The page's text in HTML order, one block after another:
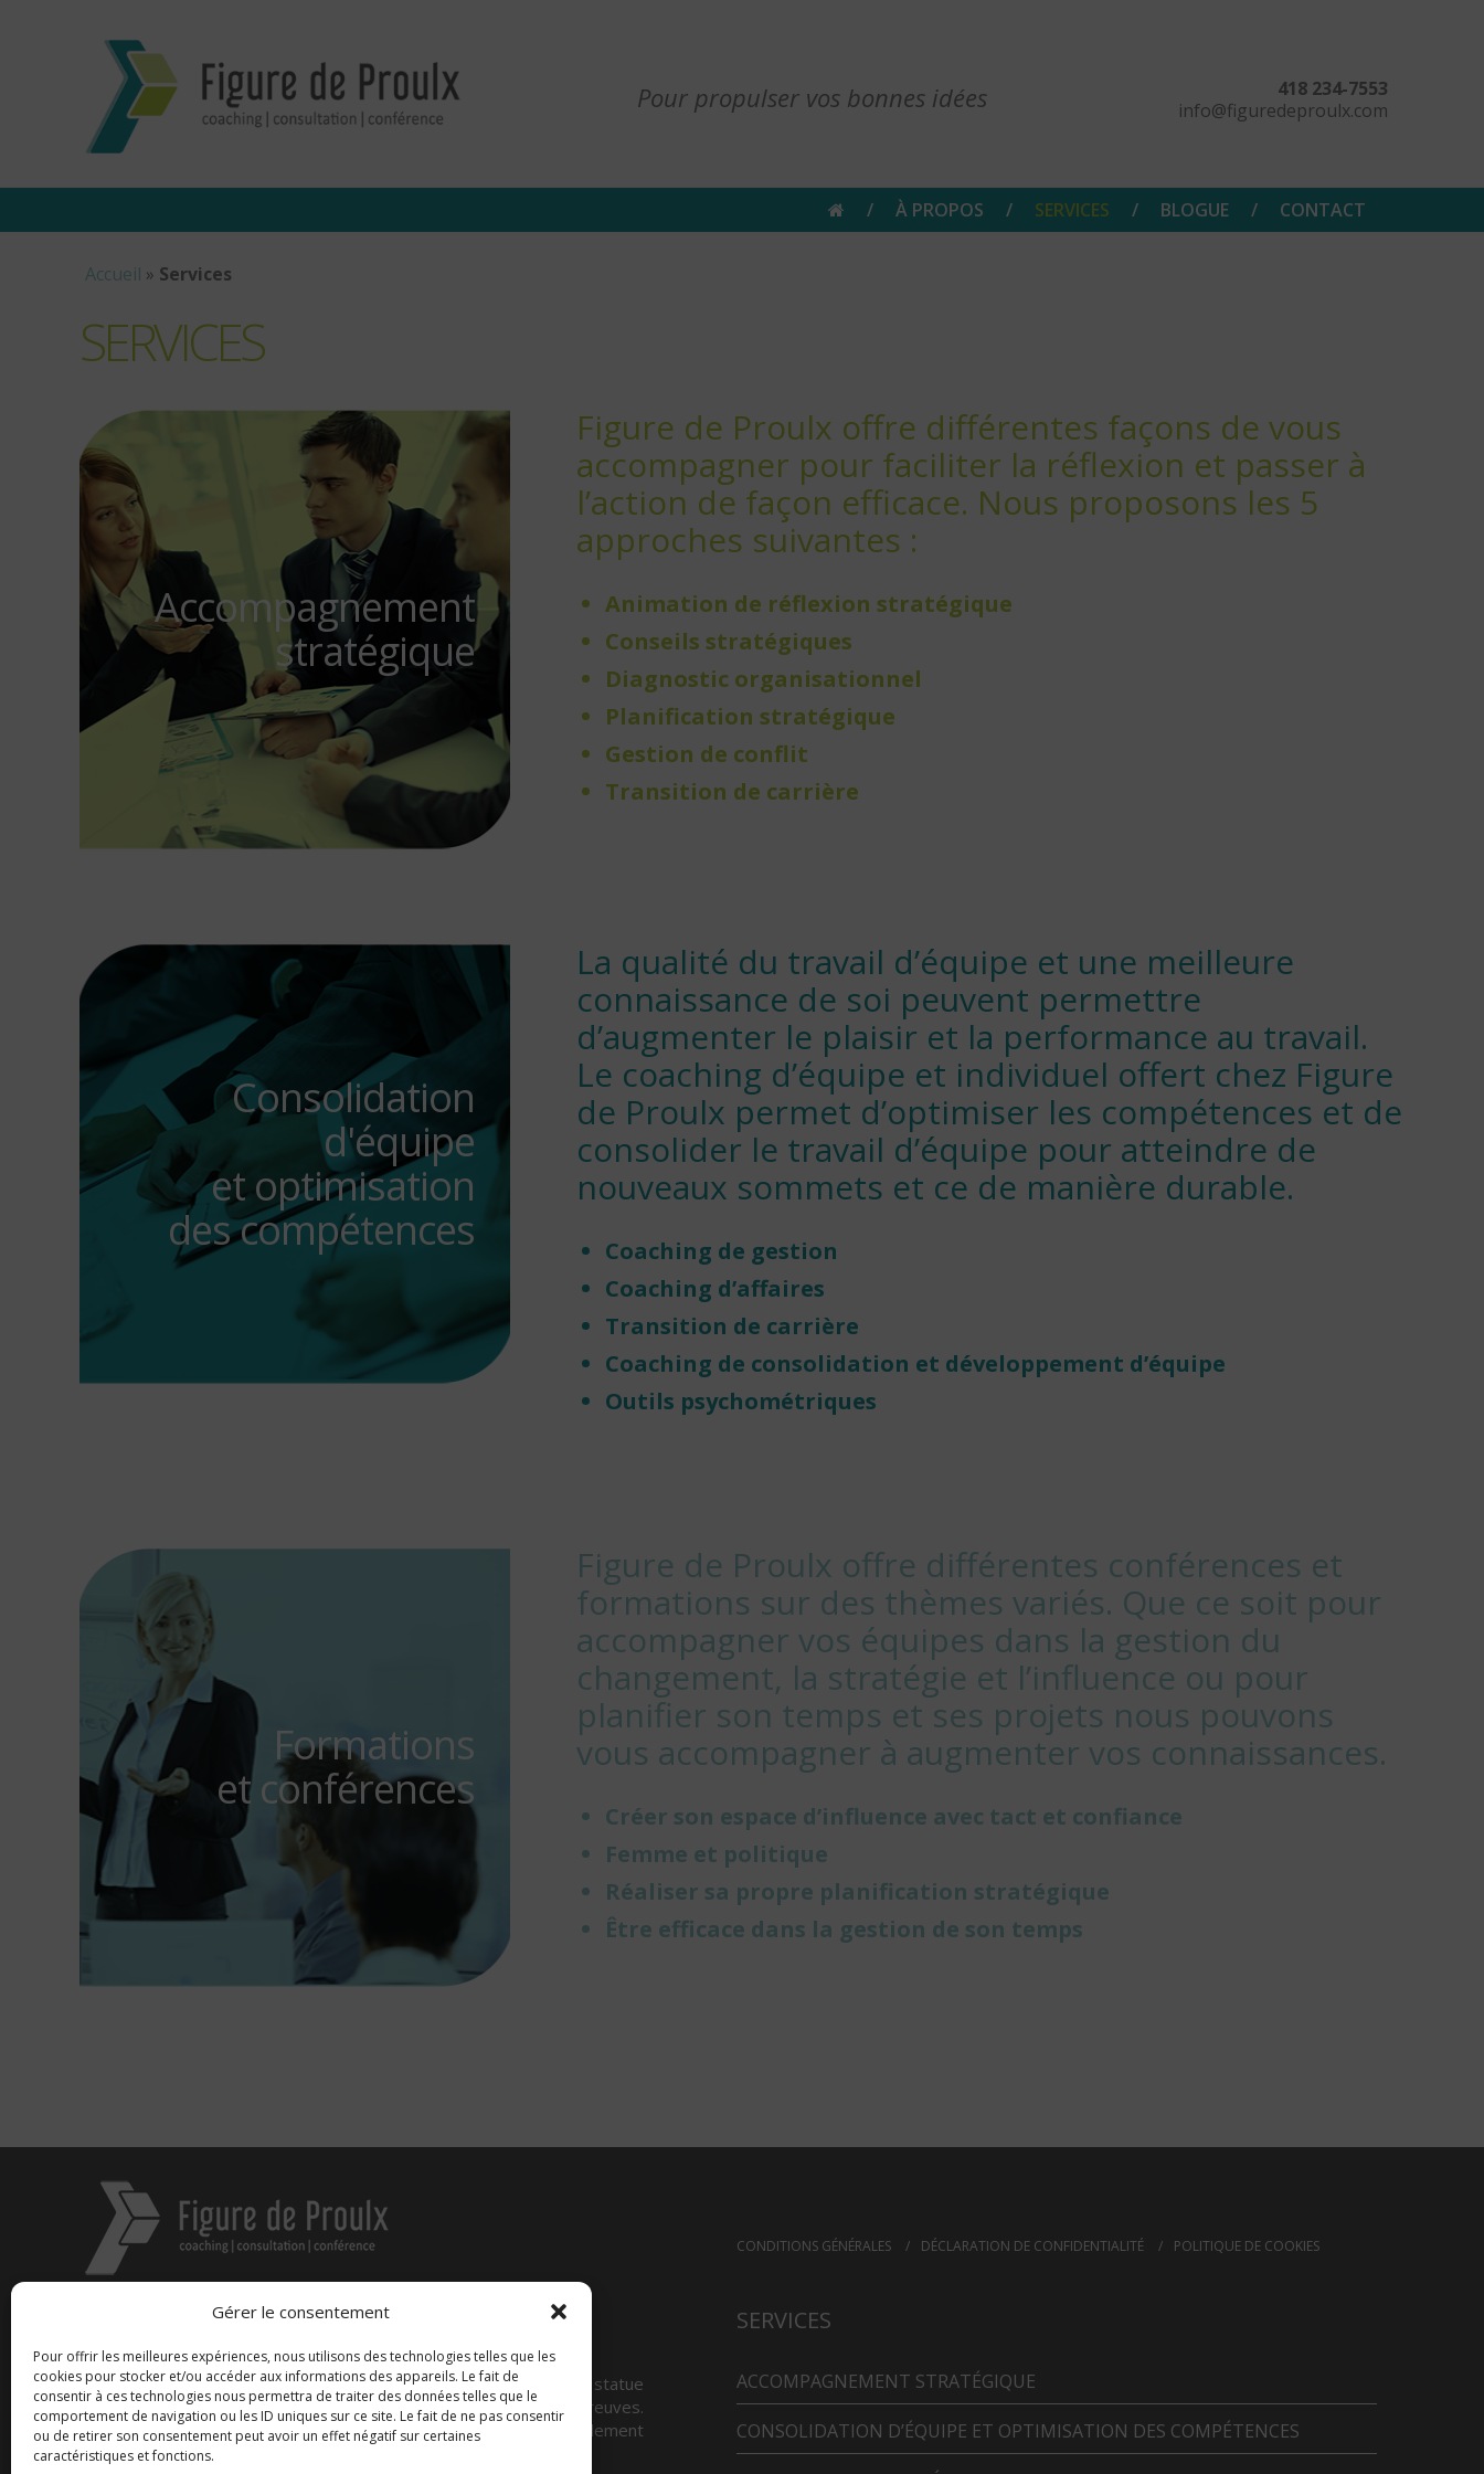
Gérer le consentement
Pour offrir les meilleures expériences, nous utilisons des technologies telles que les
cookies pour stocker et/ou accéder aux informations des appareils. Le fait de
consentir à ces technologies nous permettra de traiter des données telles que le
comportement de navigation ou les ID uniques sur ce site. Le fait de ne pas consentir
ou de retirer son consentement peut avoir un effet négatif sur certaines
caractéristiques et fonctions.
Pour propulser vos bonnes idées
418 234-7553
info@figuredeproulx.com
À PROPOS SERVICES BLOGUE CONTACT
Accueil » Services
SERVICES
Accompagnement
stratégique
Figure de Proulx offre différentes façons de vous
accompagner pour faciliter la réflexion et passer à
l’action de façon efficace. Nous proposons les 5
approches suivantes :
Animation de réflexion stratégique
Conseils stratégiques
Diagnostic organisationnel
Planification stratégique
Gestion de conflit
Transition de carrière
Consolidation
d'équipe
et optimisation
des compétences
La qualité du travail d’équipe et une meilleure
connaissance de soi peuvent permettre
d’augmenter le plaisir et la performance au travail.
Le coaching d’équipe et individuel offert chez Figure
de Proulx permet d’optimiser les compétences et de
consolider le travail d’équipe pour atteindre de
nouveaux sommets et ce de manière durable.
Coaching de gestion
Coaching d’affaires
Transition de carrière
Coaching de consolidation et développement d’équipe
Outils psychométriques
Formations
et conférences
Figure de Proulx offre différentes conférences et
formations sur des thèmes variés. Que ce soit pour
accompagner vos équipes dans la gestion du
changement, la stratégie et l’influence ou pour
planifier son temps et ses projets nous pouvons
vous accompagner à augmenter vos connaissances.
Créer son espace d’influence avec tact et confiance
Femme et politique
Réaliser sa propre planification stratégique
Être efficace dans la gestion de son temps
Selon la mythologie grecque, la figure de proue est une statue
de Hera qui conseille les aventuriers dans les épreuves.
Souvent représentées par une femme, elle incarne également
le leadership.
CONDITIONS GÉNÉRALES DÉCLARATION DE CONFIDENTIALITÉ POLITIQUE DE COOKIES
SERVICES
ACCOMPAGNEMENT STRATÉGIQUE
CONSOLIDATION D’ÉQUIPE ET OPTIMISATION DES COMPÉTENCES